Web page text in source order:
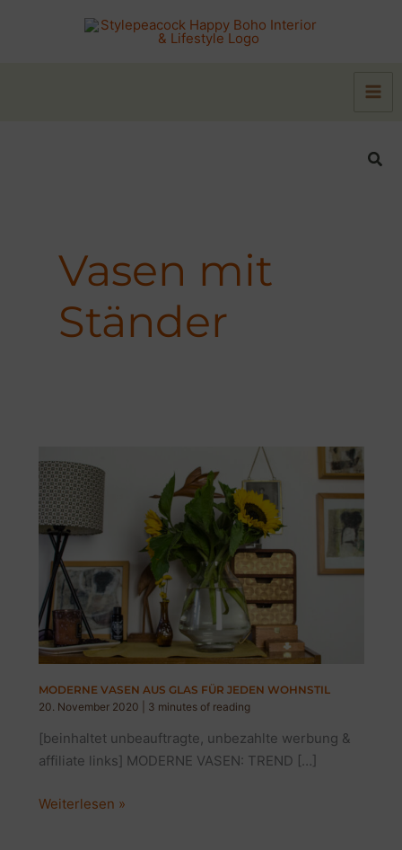
Vasen mit
Ständer
MODERNE VASEN AUS GLAS FÜR JEDEN WOHNSTIL
20. November 2020
3 minutes of reading
[beinhaltet unbeauftragte, unbezahlte werbung &
affiliate links] MODERNE VASEN: TREND […]
MODERNE
Weiterlesen »